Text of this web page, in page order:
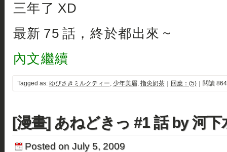
三年了 XD
最新 75 話，終於都出來 ~
內文繼續
Tagged as: ゆびさきミルクティー, 少年美眉, 指尖奶茶｜ 回應：(5)｜閱讀
[漫畫] あねどきっ #1 話 by 河下
Posted on July 5, 2009